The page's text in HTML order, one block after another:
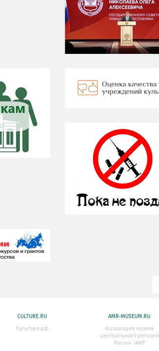
CULTURE.RU
Культура.рф
AMR-MUSEUM.RU
Ассоциация музеев
центрального региона
России -АМР